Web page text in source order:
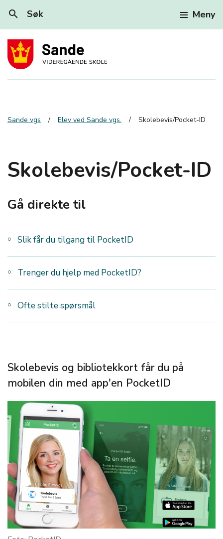
search Søk Meny
Sande vgs Elev ved Sande vgs. Skolebevis/Pocket-ID
Skolebevis/Pocket-ID
Gå direkte til
Slik får du tilgang til PocketID
Trenger du hjelp med PocketID?
Ofte stilte spørsmål
Skolebevis og bibliotekkort får du på
mobilen din med app'en PocketID